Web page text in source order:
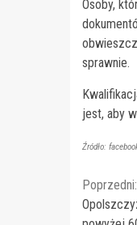
Osoby,
sprawnie.
jest, aby
Źródło:
Poprzedni: